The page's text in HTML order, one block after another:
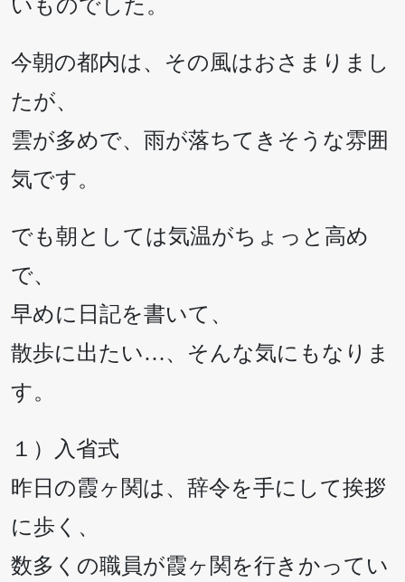
いものでした。
今朝の都内は、その風はおさまりまし
たが、
雲が多めで、雨が落ちてきそうな雰囲
気です。
でも朝としては気温がちょっと高め
で、
早めに日記を書いて、
散歩に出たい…、そんな気にもなりま
す。
１）入省式
昨日の霞ヶ関は、辞令を手にして挨拶
に歩く、
数多くの職員が霞ヶ関を行きかってい